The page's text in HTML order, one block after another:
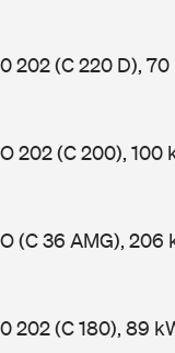
202 (C 220 D),
202 (C 200), 100
(C 36 AMG), 206
202 (C 180), 89